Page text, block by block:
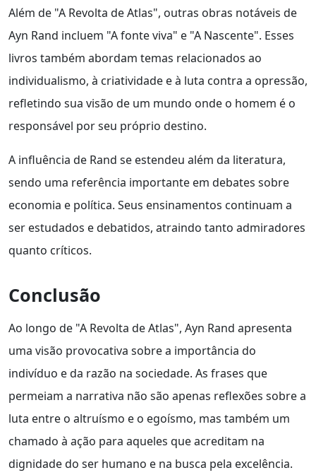
Além de "A Revolta de Atlas", outras obras notáveis de
Ayn Rand incluem "A fonte viva" e "A Nascente". Esses
livros também abordam temas relacionados ao
individualismo, à criatividade e à luta contra a opressão,
refletindo sua visão de um mundo onde o homem é o
responsável por seu próprio destino.
A influência de Rand se estendeu além da literatura,
sendo uma referência importante em debates sobre
economia e política. Seus ensinamentos continuam a
ser estudados e debatidos, atraindo tanto admiradores
quanto críticos.
Conclusão
Ao longo de "A Revolta de Atlas", Ayn Rand apresenta
uma visão provocativa sobre a importância do
indivíduo e da razão na sociedade. As frases que
permeiam a narrativa não são apenas reflexões sobre a
luta entre o altruísmo e o egoísmo, mas também um
chamado à ação para aqueles que acreditam na
dignidade do ser humano e na busca pela excelência.